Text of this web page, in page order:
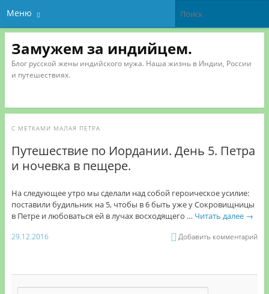
Меню
Замужем за индийцем.
Блог русской жены индийского мужа. Наша жизнь в Индии, России
и путешествиях.
С МЕТКАМИ МАЛАЯ ПЕТРА
Путешествие по Иордании. День 5. Петра
и ночевка в пещере.
На следующее утро мы сделали над собой героическое усилие:
поставили будильник на 5, чтобы в 6 быть уже у Сокровищницы
в Петре и любоваться ей в лучах восходящего … Читать далее →
29.12.2016 Добавить комментарий